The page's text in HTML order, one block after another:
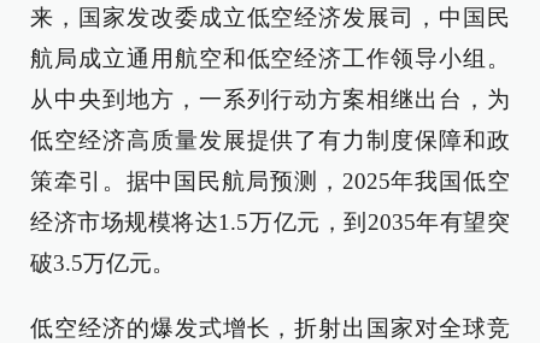
来，国家发改委成立低空经济发展司，中国民
航局成立通用航空和低空经济工作领导小组。
从中央到地方，一系列行动方案相继出台，为
低空经济高质量发展提供了有力制度保障和政
策牵引。据中国民航局预测，2025年我国低空
经济市场规模将达1.5万亿元，到2035年有望突
破3.5万亿元。
低空经济的爆发式增长，折射出国家对全球竞